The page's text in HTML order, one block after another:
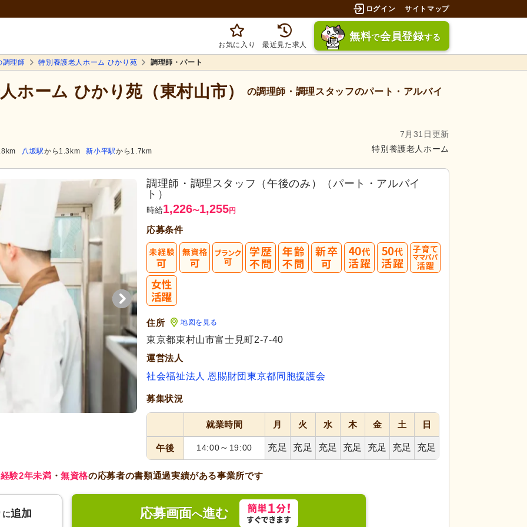
ログイン サイトマップ
お気に入り 最近見た求人
無料で会員登録する
調理師 特別養護老人ホーム ひかり苑 調理師・パート
ホーム ひかり苑（東村山市） の調理師・調理スタッフのパート・アルバイ
7月31日更新
特別養護老人ホーム
八坂駅から1.3km 新小平駅から1.7km
調理師・調理スタッフ（午後のみ）（パート・アルバイ
ト）
時給1,226〜1,255円
応募条件
住所 地図を見る
東京都東村山市富士見町2-7-40
運営法人
社会福祉法人 恩賜財団東京都同胞援護会
募集状況
就業時間 月 火 水 木 金 土 日
午後 14:00～ 19:00 充足 充足 充足 充足 充足 充足 充足
経験2年未満 ・無資格の応募者の書類通過実績がある事業所です
に追加 応募画面へ進む